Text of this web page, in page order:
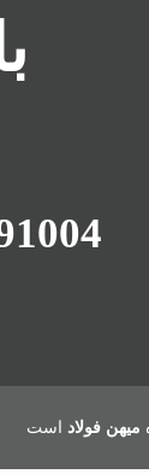
میهن فولاد است